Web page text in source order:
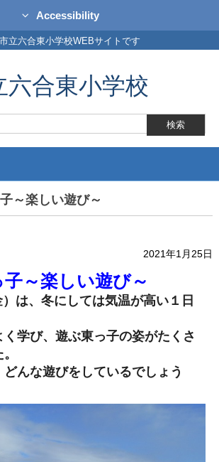
Accessibility
立六合東小学校WEBサイトです
六合東小学校
～楽しい遊び～
2021年1月25日
～楽しい遊び～
）は、冬にしては気温が高い１日
学び、遊ぶ東っ子の姿がたくさ
んな遊びをしているでしょう